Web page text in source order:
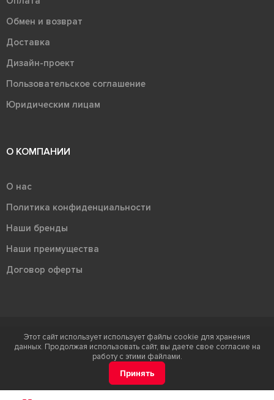
Обмен и возврат
Доставка
Дизайн-проект
Пользовательское соглашение
Юридическим лицам
О КОМПАНИИ
О нас
Политика конфиденциальности
Наши бренды
Наши преимущества
Договор оферты
Терра - территория керамики 2026
Ⓒ Правообладателем товарного знака "Терра" является ООО "Атлас-
Этот сайт использует использует файлы cookie для хранения
данных. Продолжая использовать сайт, вы даете свое согласие на
работу с этими файлами.
Принять